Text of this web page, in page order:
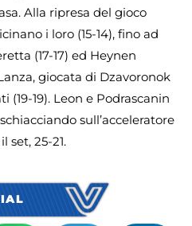
Alla ripresa del gioco
i loro (15-14), fino ad
(17-17) ed Heynen
giocata di Dzavoronok
(19-19). Leon e Podrascanin
sull’acceleratore
set, 25-21.